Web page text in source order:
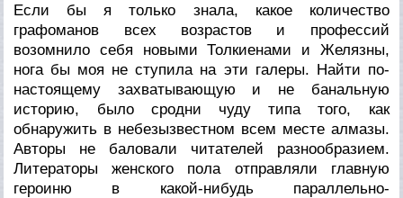
Если бы я только знала, какое количество
графоманов всех возрастов и профессий
возомнило себя новыми Толкиенами и Желязны,
нога бы моя не ступила на эти галеры. Найти по-
настоящему захватывающую и не банальную
историю, было сродни чуду типа того, как
обнаружить в небезызвестном всем месте алмазы.
Авторы не баловали читателей разнообразием.
Литераторы женского пола отправляли главную
героиню в какой-нибудь параллельно-